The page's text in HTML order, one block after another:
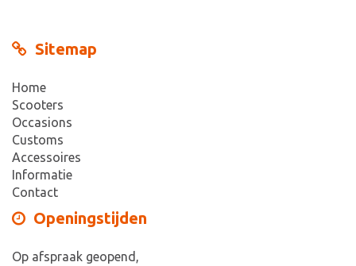
Sitemap
Home
Scooters
Occasions
Customs
Accessoires
Informatie
Contact
Openingstijden
Op afspraak geopend,